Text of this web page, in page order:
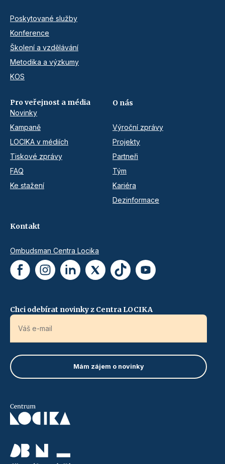
Poskytované služby
Konference
Školení a vzdělávání
Metodika a výzkumy
KOS
Pro veřejnost a média
Novinky
Kampaně
LOCIKA v médiích
Tiskové zprávy
FAQ
Ke stažení
O nás
Výroční zprávy
Projekty
Partneři
Tým
Kariéra
Dezinformace
Kontakt
Ombudsman Centra Locika
Chci odebírat novinky z Centra LOCIKA